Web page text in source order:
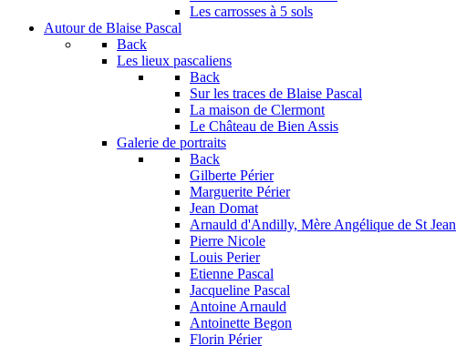
Les carrosses à 5 sols
Autour de Blaise Pascal
Back
Les lieux pascaliens
Back
Sur les traces de Blaise Pascal
La maison de Clermont
Le Château de Bien Assis
Galerie de portraits
Back
Gilberte Périer
Marguerite Périer
Jean Domat
Arnauld d'Andilly, Mère Angélique de St Jean
Pierre Nicole
Louis Perier
Etienne Pascal
Jacqueline Pascal
Antoine Arnauld
Antoinette Begon
Florin Périer